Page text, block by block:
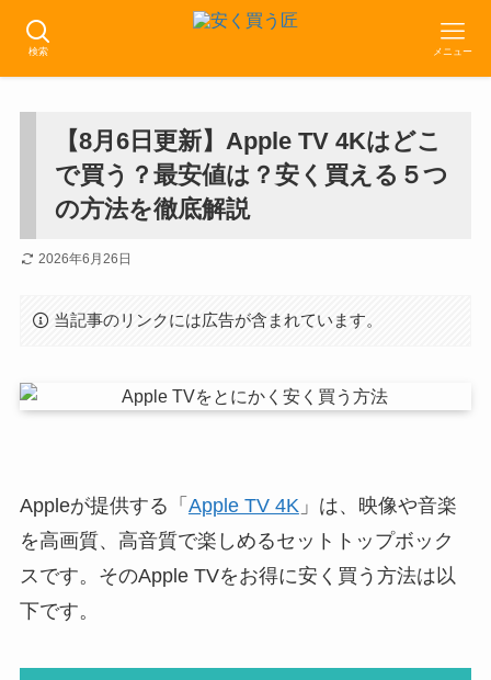
検索 メニュー
【8月6日更新】Apple TV 4Kはどこ
で買う？最安値は？安く買える５つ
の方法を徹底解説
2026年6月26日
当記事のリンクには広告が含まれています。
Appleが提供する「 Apple TV 4K」は、映像や音楽
を高画質、高音質で楽しめるセットトップボック
スです。そのApple TVをお得に安く買う方法は以
下です。